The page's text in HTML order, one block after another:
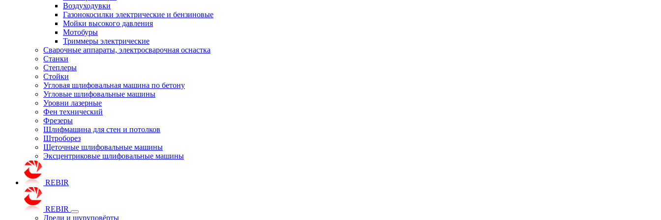
Воздуходувки
Газонокосилки электрические и бензиновые
Мойки высокого давления
Мотобуры
Триммеры электрические
Сварочные аппараты, электросварочная оснастка
Станки
Степлеры
Стойки
Угловая шлифовальная машина по бетону
Угловые шлифовальные машины
Уровни лазерные
Фен технический
Фрезеры
Шлифмашина для стен и потолков
Штроборез
Щеточные шлифовальные машины
Эксцентриковые шлифовальные машины
REBIR
REBIR
Дрели и шуруповёрты